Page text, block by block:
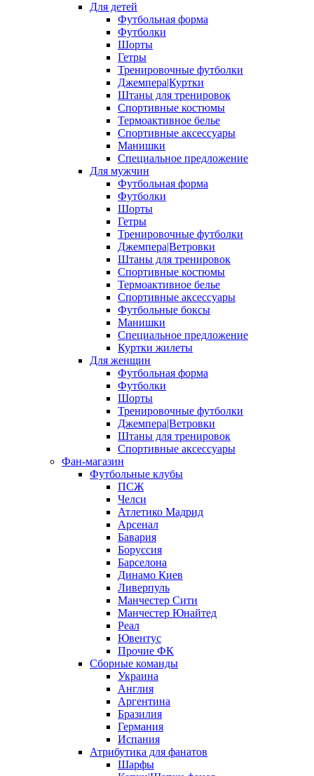
Для детей
Футбольная форма
Футболки
Шорты
Гетры
Тренировочные футболки
Джемпера|Куртки
Штаны для тренировок
Спортивные костюмы
Термоактивное белье
Спортивные аксессуары
Манишки
Специальное предложение
Для мужчин
Футбольная форма
Футболки
Шорты
Гетры
Тренировочные футболки
Джемпера|Ветровки
Штаны для тренировок
Спортивные костюмы
Термоактивное белье
Спортивные аксессуары
Футбольные боксы
Манишки
Специальное предложение
Куртки жилеты
Для женщин
Футбольная форма
Футболки
Шорты
Тренировочные футболки
Джемпера|Ветровки
Штаны для тренировок
Спортивные аксессуары
Фан-магазин
Футбольные клубы
ПСЖ
Челси
Атлетико Мадрид
Арсенал
Бавария
Боруссия
Барселона
Динамо Киев
Ливерпуль
Манчестер Сити
Манчестер Юнайтед
Реал
Ювентус
Прочие ФК
Сборные команды
Украина
Англия
Аргентина
Бразилия
Германия
Испания
Атрибутика для фанатов
Шарфы